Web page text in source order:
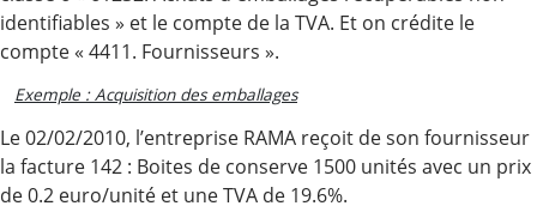
identifiables » et le compte de la TVA. Et on crédite le
compte « 4411. Fournisseurs ».
Exemple : Acquisition des emballages
Le 02/02/2010, l’entreprise RAMA reçoit de son fournisseur
la facture 142 : Boites de conserve 1500 unités avec un prix
de 0.2 euro/unité et une TVA de 19.6%.